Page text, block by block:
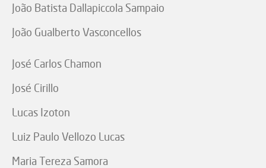
João Batista Dallapiccola Sampaio
João Gualberto Vasconcellos
José Carlos Chamon
José Cirillo
Lucas Izoton
Luiz Paulo Vellozo Lucas
Maria Tereza Samora